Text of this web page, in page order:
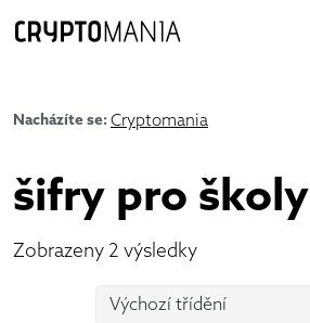
Nacházíte se: Cryptomania
šifry pro školy
Zobrazeny 2 výsledky